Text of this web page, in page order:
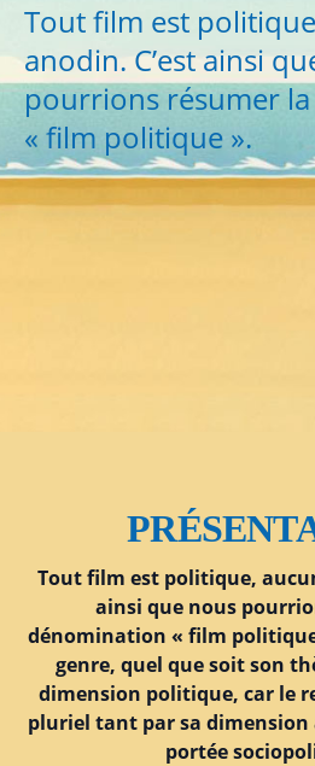
Tout film est
anodin. C’est ainsi
pourrions résumer
« film politique ».
Tout film est politique,
ainsi que nous
dénomination « film
genre, quel que soit son
dimension politique, car le
pluriel tant par sa
portée